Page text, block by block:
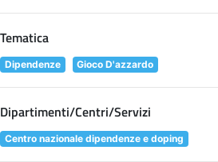
Tematica
Dipendenze Gioco D'azzardo
Dipartimenti/Centri/Servizi
Centro nazionale dipendenze e doping